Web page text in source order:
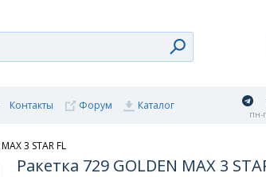
Контакты Форум Каталог
пн-
3 STAR FL
Ракетка 729 GOLDEN MAX 3